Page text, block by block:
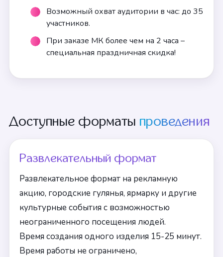
Возможный охват аудитории в час: до 35
участников.
При заказе МК более чем на 2 часа –
специальная праздничная скидка!
Доступные форматы проведения
Развлекательный формат
Развлекательное формат на рекламную
акцию, городские гулянья, ярмарку и другие
культурные события с возможностью
неограниченного посещения людей.
Время создания одного изделия 15-25 минут.
Время работы не ограничено,